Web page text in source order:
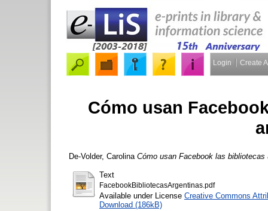
Login Create
Cómo usan
De-Volder, Carolina Cómo usan Facebook las
Text
FacebookBibliotecasArgentinas.pdf
Available under License Creative Commons
Download (186kB)